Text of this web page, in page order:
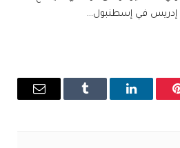
إدريس في إسطنبول…
بينتيريستلينكدإن Tumblr
البريد